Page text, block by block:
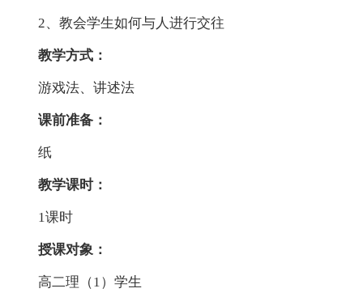
2、教会学生如何与人进行交往
教学方式：
游戏法、讲述法
课前准备：
纸
教学课时：
1课时
授课对象：
高二理（1）学生